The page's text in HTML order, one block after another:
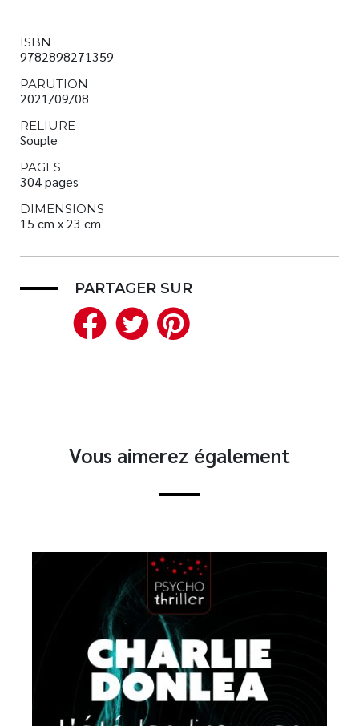
ISBN
9782898271359
PARUTION
2021/09/08
RELIURE
Souple
PAGES
304 pages
DIMENSIONS
15 cm x 23 cm
PARTAGER SUR
Facebook
Twitter
Vous aimerez également